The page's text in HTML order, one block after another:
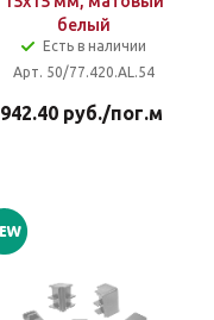
белый
Есть в наличии
Арт. 50/77.420.AL.54
942.40руб./пог.м